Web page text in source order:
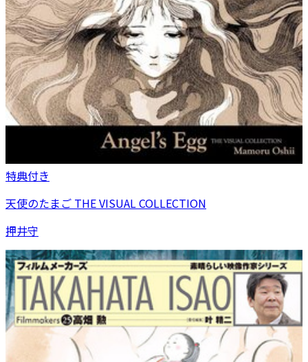
特典付き
天使のたまご THE VISUAL COLLECTION
押井守